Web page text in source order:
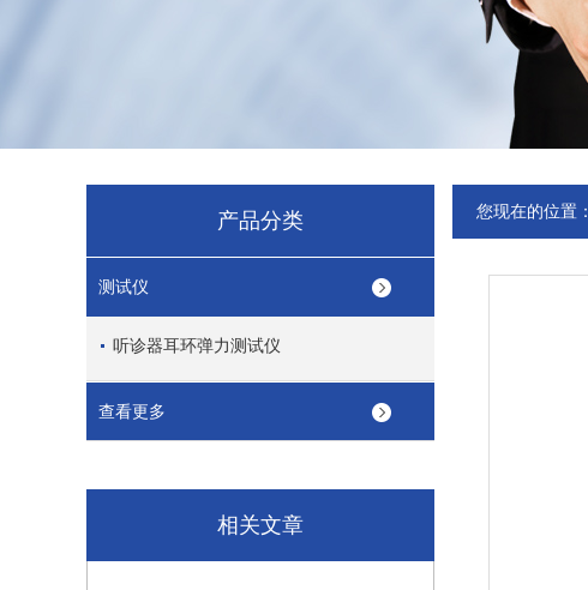
产品分类
测试仪
听诊器耳环弹力测试仪
查看更多
相关文章
您现在的位置：